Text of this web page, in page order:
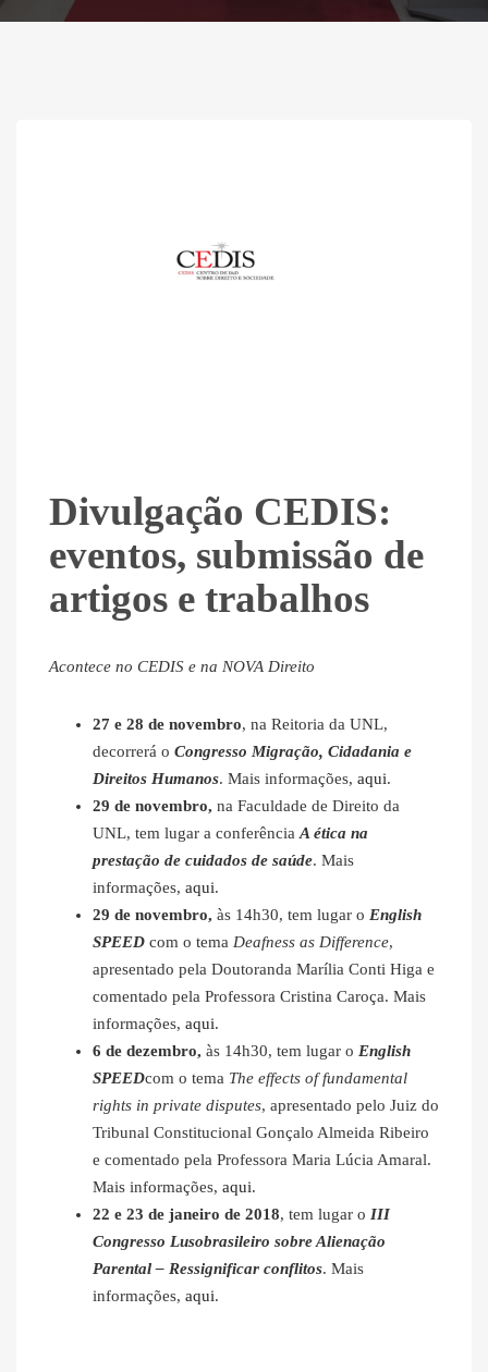
Divulgação CEDIS:
eventos, submissão de
artigos e trabalhos
Acontece no CEDIS e na NOVA Direito
27 e 28 de novembro, na Reitoria da UNL,
decorrerá o Congresso Migração, Cidadania e
Direitos Humanos. Mais informações, aqui.
29 de novembro, na Faculdade de Direito da
UNL, tem lugar a conferênciaA ética na
prestação de cuidados de saúde. Mais
informações, aqui.
29 de novembro, às 14h30, tem lugar o English
SPEED com o tema Deafness as Difference,
apresentado pela Doutoranda Marília Conti Higa e
comentado pela Professora Cristina Caroça. Mais
informações, aqui.
6 de dezembro, às 14h30, tem lugar o English
SPEEDcom o tema The effects of fundamental
rights in private disputes, apresentado pelo Juiz do
Tribunal Constitucional Gonçalo Almeida Ribeiro
e comentado pela Professora Maria Lúcia Amaral.
Mais informações, aqui.
22 e 23 de janeiro de 2018, tem lugar o III
Congresso Lusobrasileiro sobre Alienação
Parental – Ressignificar conflitos. Mais
informações, aqui.